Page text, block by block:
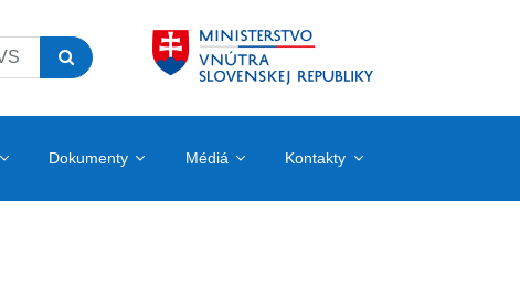
Dokumenty Médiá Kontakty